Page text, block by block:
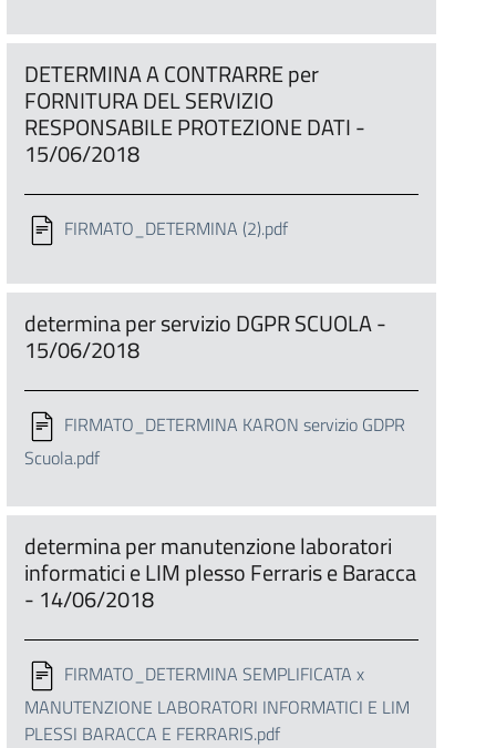
DETERMINA A CONTRARRE per
FORNITURA DEL SERVIZIO
RESPONSABILE PROTEZIONE DATI -
15/06/2018
FIRMATO_DETERMINA (2).pdf
determina per servizio DGPR SCUOLA -
15/06/2018
FIRMATO_DETERMINA KARON servizio GDPR
Scuola.pdf
determina per manutenzione laboratori
informatici e LIM plesso Ferraris e Baracca
- 14/06/2018
FIRMATO_DETERMINA SEMPLIFICATA x
MANUTENZIONE LABORATORI INFORMATICI E LIM
PLESSI BARACCA E FERRARIS.pdf